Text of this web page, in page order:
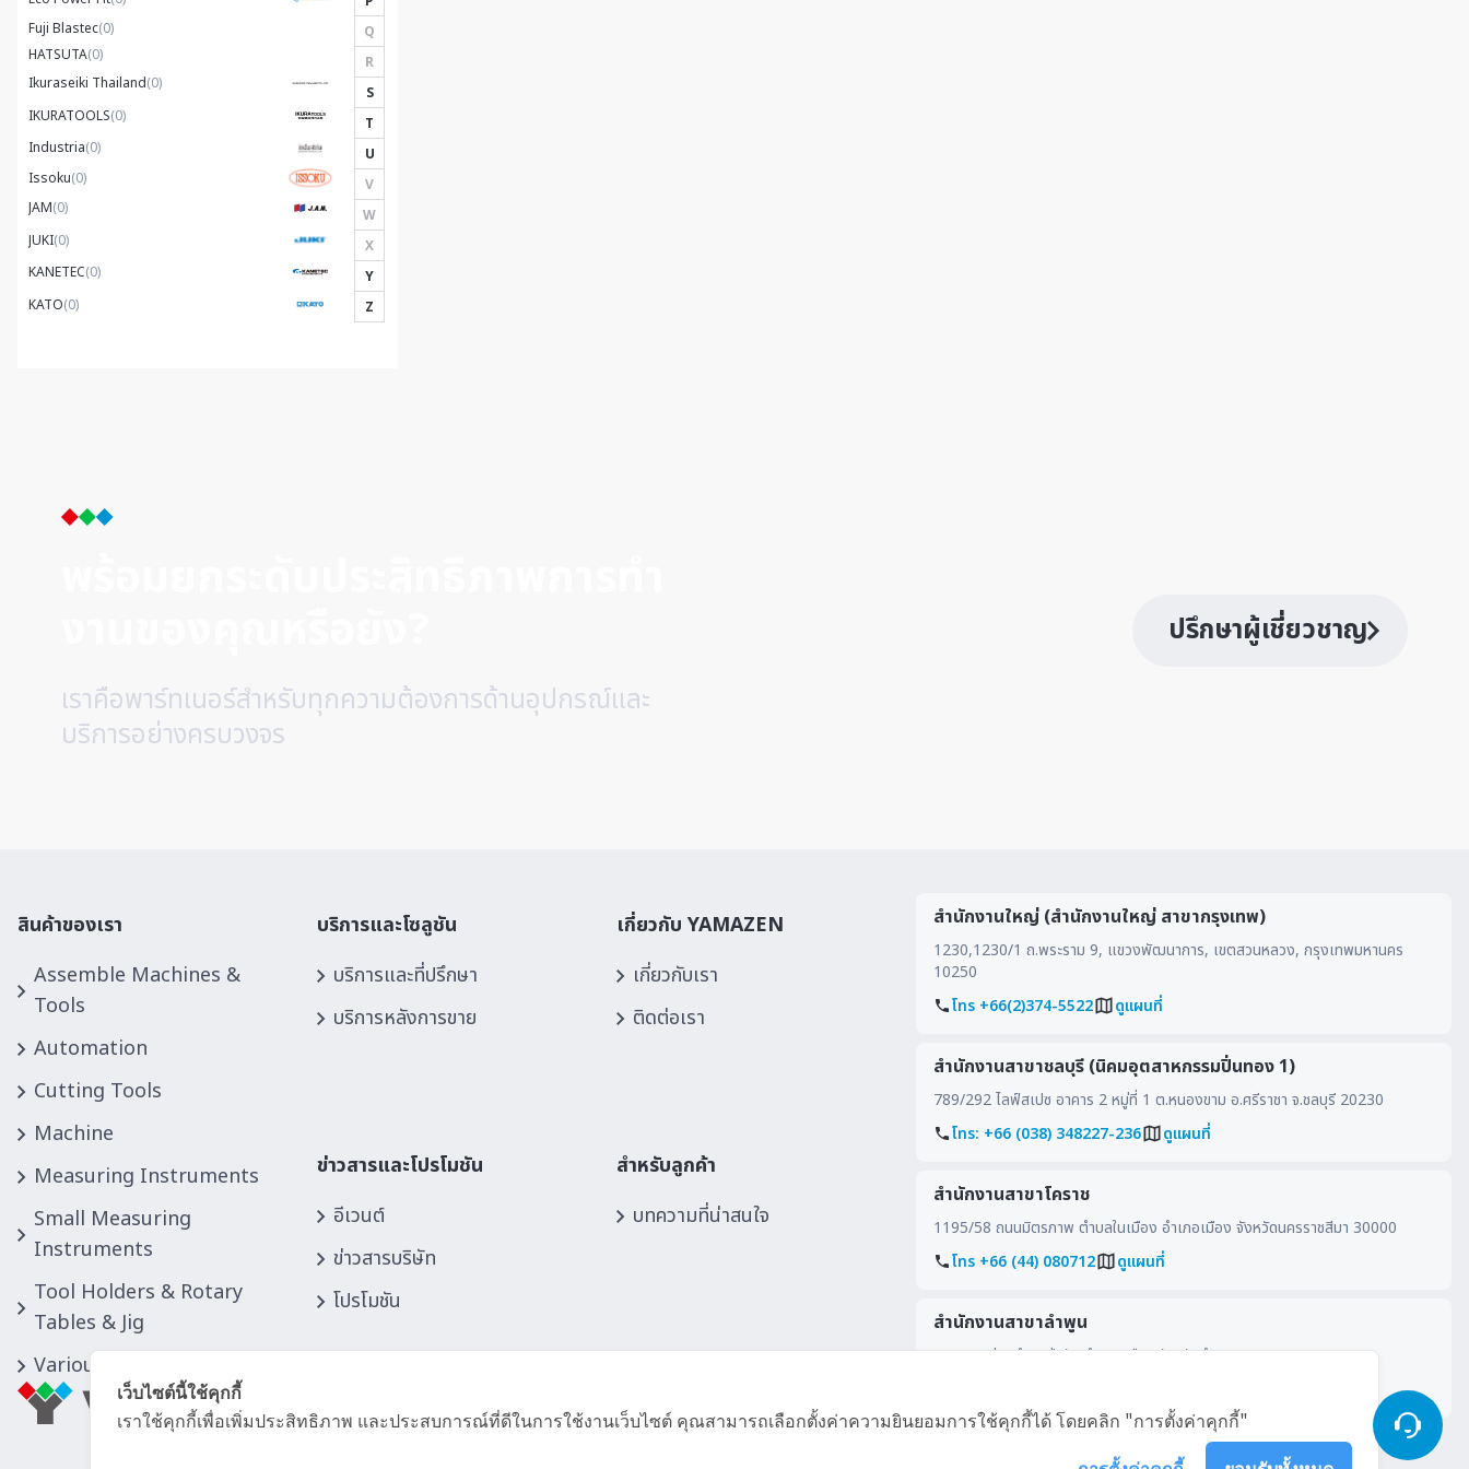
Fuji Blastec(0)
HATSUTA(0)
Ikuraseiki Thailand(0)
IKURATOOLS(0)
Industria(0)
Issoku(0)
JAM(0)
JUKI(0)
KANETEC(0)
KATO(0)
MAZAK (0)
Mitsubishi Material(0)
MITSUI SEIKI(0)
MST(0)
Nachi(0)
NIDEC Machine Tool(0)
NIDEC OKK
NIDEC(0)
NIHON I.D (0)
NIKKEN(0)
NITTO (0)
OHMI (0)
OKAMOTO
OKAZAKI (0)
Q
R
S
T
U
V
W
X
Y
Z
เราคือพาร์ทเนอร์สำหรับทุกความต้องการด้านอุปกรณ์และ
บริการอย่างครบวงจร
ปรึกษาผู้เชี่ยวชาญ
สินค้าของเรา
Assemble Machines &
Tools
Automation
Cutting Tools
Machine
Measuring Instruments
Small Measuring
Instruments
Tool Holders & Rotary
Tables & Jig
Various Equipment
บริการและโซลูชัน
บริการและที่ปรึกษา
บริการหลังการขาย
ข่าวสารและโปรโมชัน
อีเวนต์
ข่าวสารบริษัท
โปรโมชัน
เกี่ยวกับ YAMAZEN
เกี่ยวกับเรา
ติดต่อเรา
สำหรับลูกค้า
บทความที่น่าสนใจ
สำนักงานใหญ่ (สำนักงานใหญ่ สาขากรุงเทพ)
1230,1230/1 ถ.พระราม 9, แขวงพัฒนาการ, เขตสวนหลวง, กรุงเทพมหานคร
10250
โทร +66(2)374-5522
ดูแผนที่
สำนักงานสาขาชลบุรี (นิคมอุตสาหกรรมปิ่นทอง 1)
789/292 ไลฟ์สเปซ อาคาร 2 หมู่ที่ 1 ต.หนองขาม อ.ศรีราชา จ.ชลบุรี 20230
โทร: +66 (038) 348227-236
ดูแผนที่
สำนักงานสาขาโคราช
1195/58 ถนนมิตรภาพ ตำบลในเมือง อำเภอเมือง จังหวัดนครราชสีมา 30000
โทร +66 (44) 080712
ดูแผนที่
สำนักงานสาขาลำพูน
177/2 หมู่ 4 ตำบลป่าสัก อำเภอเมือง จังหวัดลำพูน 51000
เว็บไซต์นี้ใช้คุกกี้
เราใช้คุกกี้เพื่อเพิ่มประสิทธิภาพ และประสบการณ์ที่ดีในการใช้งานเว็บไซต์ คุณสามารถเลือกตั้งค่าความยินยอมการใช้คุกกี้ได้ โดยคลิก "การตั้งค่าคุกกี้"